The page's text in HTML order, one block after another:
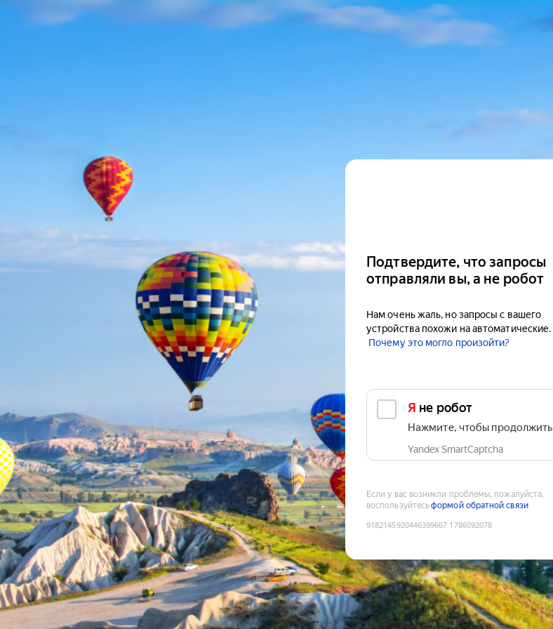
Подтвердите, что запросы
отправляли вы, а не робот
Нам очень жаль, но запросы с вашего
устройства похожи на автоматические.
Почему это могло произойти?
Я не робот
Нажмите, чтобы продолжить
Yandex SmartCaptcha
Если у вас возникли проблемы, пожалуйста,
воспользуйтесьформой обратной связи
9182145920446399667:1786092078